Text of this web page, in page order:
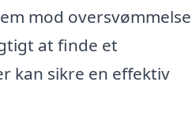
mod oversvømmelse
at finde et
kan sikre en effektiv